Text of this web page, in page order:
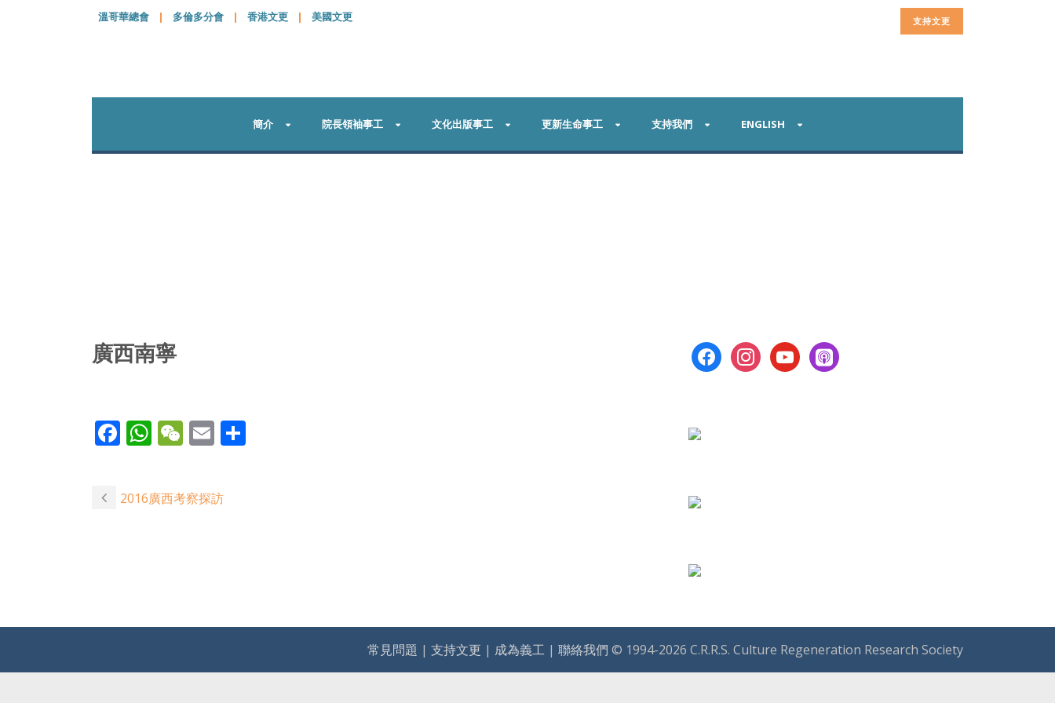
溫哥華總會 | 多倫多分會 | 香港文更 | 美國文更 支持文更
簡介 院長領袖事工 文化出版事工 更新生命事工 支持我們 ENGLISH
廣西南寧
Facebook
WhatsApp
WeChat
Email
2016廣西考察探訪
facebookinstagramyoutubeapple-
podcasts
常見問題 | 支持文更 | 成為義工 | 聯絡我們 © 1994-2026 C.R.R.S. Culture Regeneration Research Society